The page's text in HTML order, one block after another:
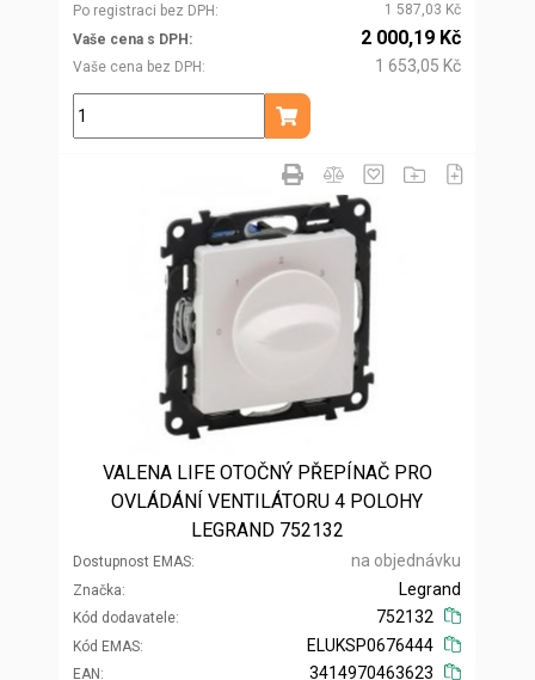
Po registraci bez DPH
1 587,03 Kč
Vaše cena s DPH
Vaše cena bez DPH
2 000,19 Kč
1 653,05 Kč
ks
Přidat do košíku
VALENA LIFE OTOČNÝ PŘEPÍNAČ PRO
OVLÁDÁNÍ VENTILÁTORU 4 POLOHY
LEGRAND 752132
Dostupnost EMAS na objednávku
Značka
Kód dodavatele
Legrand
752132
Kód EMAS
EAN
ELUKSP0676444
3414970463623